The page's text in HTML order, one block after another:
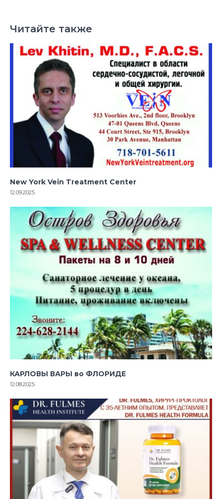
Читайте также
New York Vein Treatment Center
12.09.2025
КАРЛОВЫ ВАРЫ во ФЛОРИДЕ
12.08.2025